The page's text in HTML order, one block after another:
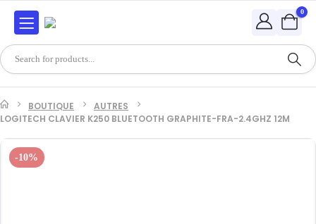
0
BOUTIQUE
AUTRES
LOGITECH CLAVIER K250 BLUETOOTH GRAPHITE-FRA-2.4GHZ 12M
-10%